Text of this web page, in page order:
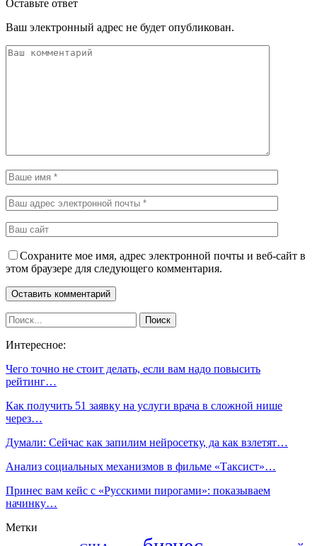
Оставьте ответ
Ваш электронный адрес не будет опубликован.
Сохраните мое имя, адрес электронной почты и веб-сайт в
этом браузере для следующего комментария.
Интересное:
Чего точно не стоит делать, если вам надо повысить
рейтинг…
Как получить 51 заявку на услуги врача в сложной нише
через…
Думали: Сейчас как запилим нейросетку, да как взлетят…
Анализ социальных механизмов в фильме «Таксист»…
Принес вам кейс с «Русскими пирогами»: показываем
начинку…
Метки